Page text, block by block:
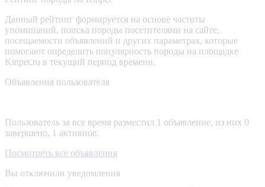
Данный рейтинг формируется на основе частоты
упоминаний, поиска породы посетителями на сайте,
посещаемости объявлений и других параметрах, которые
помогают определить популярность породы на площадке
Kinpet.ru в текущий период времени.
Объявления пользователя
Пользователь за все время разместил 1 объявление, из них 0
завершено, 1 активное.
Посмотреть все объявления
Вы отключили уведомления